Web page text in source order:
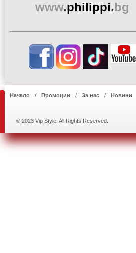
www.philippi.bg
Начало Промоции За нас Новини
© 2023 Vip Style. All Rights Reserved.